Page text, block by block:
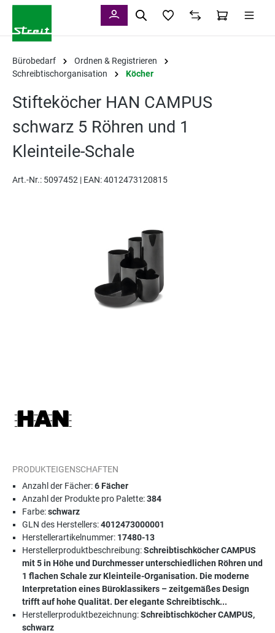
Bürobedarf
Ordnen & Registrieren
Schreibtischorganisation
Köcher
Stifteköcher HAN CAMPUS
schwarz 5 Röhren und 1
Kleinteile-Schale
Art.-Nr.: 5097452 | EAN: 4012473120815
PRODUKTEIGENSCHAFTEN
Anzahl der Fächer:6 Fächer
Anzahl der Produkte pro Palette:384
Farbe:schwarz
GLN des Herstellers:4012473000001
Herstellerartikelnummer: 17480-13
Herstellerproduktbeschreibung:Schreibtischköcher CAMPUS
mit 5 in Höhe und Durchmesser unterschiedlichen Röhren und
1 flachen Schale zur Kleinteile-Organisation. Die moderne
Interpretation eines Büroklassikers – zeitgemäßes Design
trifft auf hohe Qualität. Der elegante Schreibtischk...
Herstellerproduktbezeichnung:Schreibtischköcher CAMPUS,
schwarz